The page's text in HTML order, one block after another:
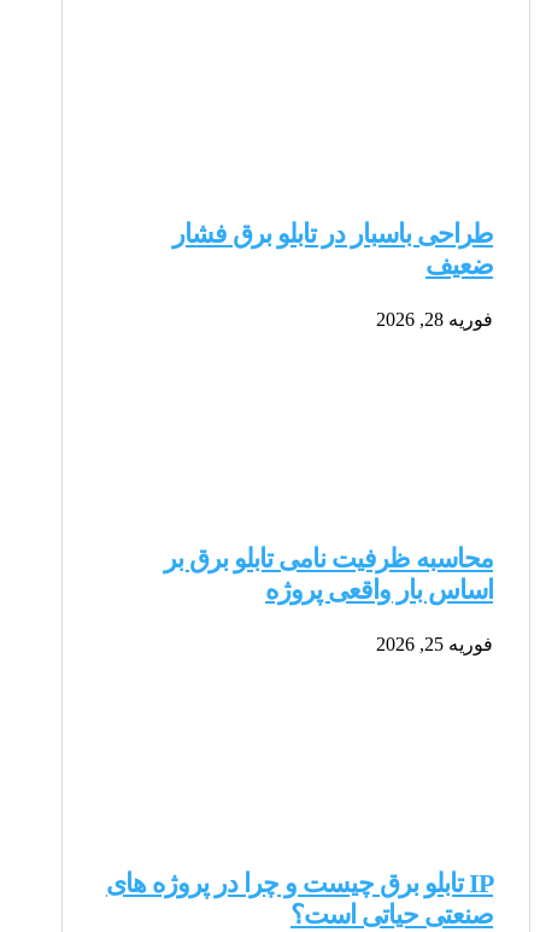
طراحی باسبار در تابلو برق فشار
ضعیف
فوریه 28, 2026
محاسبه ظرفیت نامی تابلو برق بر
اساس بار واقعی پروژه
فوریه 25, 2026
IP تابلو برق چیست و چرا در پروژه های
صنعتی حیاتی است؟